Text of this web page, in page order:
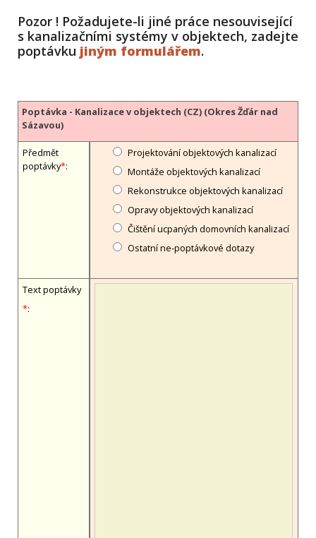
Pozor ! Požadujete-li jiné práce nesouvisející
s kanalizačními systémy v objektech, zadejte
poptávku jiným formulářem.
Poptávka - Kanalizace v objektech (CZ) (Okres Žďár nad
Sázavou)
Předmět
poptávky*:
Projektování objektových kanalizací
Montáže objektových kanalizací
Rekonstrukce objektových kanalizací
Opravy objektových kanalizací
Čištění ucpaných domovních kanalizací
Ostatní ne-poptávkové dotazy
Text poptávky
*: